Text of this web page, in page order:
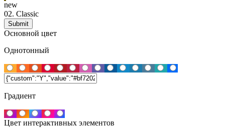
new
02. Classic
Основной цвет
Однотонный
Градиент
Цвет интерактивных элементов